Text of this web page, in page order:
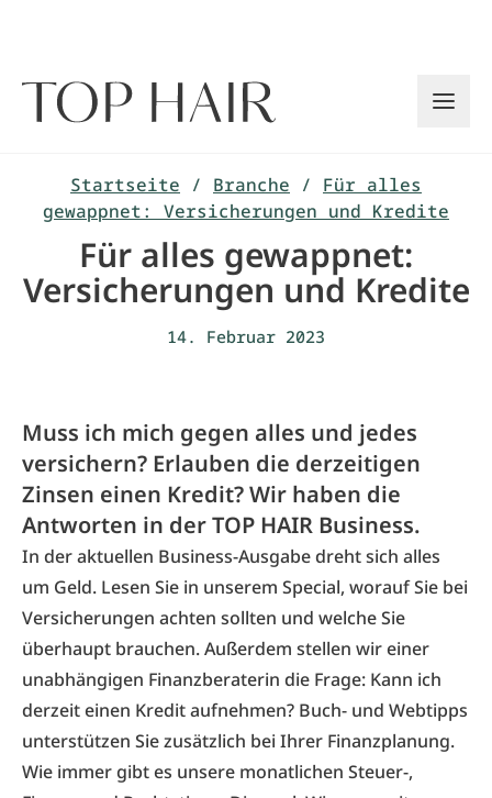
Startseite / Branche / Für alles
gewappnet: Versicherungen und Kredite
Für alles gewappnet:
Versicherungen und Kredite
14. Februar 2023
Muss ich mich gegen alles und jedes
versichern? Erlauben die derzeitigen
Zinsen einen Kredit? Wir haben die
Antworten in der TOP HAIR Business.
In der aktuellen Business-Ausgabe dreht sich alles
um Geld. Lesen Sie in unserem Special, worauf Sie bei
Versicherungen achten sollten und welche Sie
überhaupt brauchen. Außerdem stellen wir einer
unabhängigen Finanzberaterin die Frage: Kann ich
derzeit einen Kredit aufnehmen? Buch- und Webtipps
unterstützen Sie zusätzlich bei Ihrer Finanzplanung.
Wie immer gibt es unsere monatlichen Steuer-,